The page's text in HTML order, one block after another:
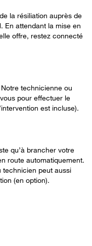
la résiliation auprès de
En attendant la mise en
offre, restez connecté
technicienne ou
pour effectuer le
est incluse).
qu’à brancher votre
route automatiquement.
technicien peut aussi
(en option).